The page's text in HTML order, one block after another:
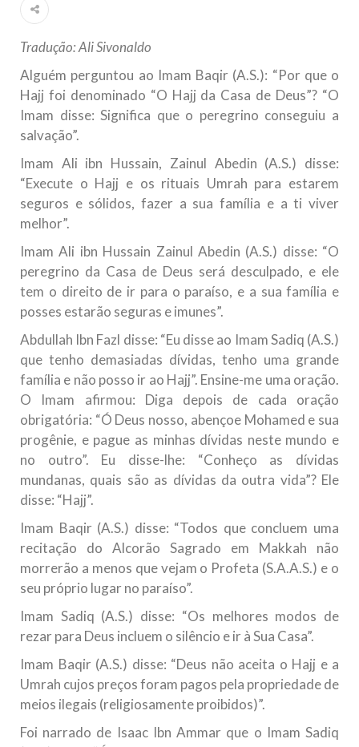
Islâmico no Brasil parabeniza a nação islâmica pela chegada
no ano novo muçulmano de 1435 Hejrita. Desejamos a
10 DE NOVEMBRO DE 2013
Falecimento do Imam Ali Ibn Al-Hussein
(A.S.)
Em nome de Deus, o Clemente, o Misericordioso! Diante da
data em que relembramos o martírio do quarto Imam dos
(A.S.), conhecido por “Zein Al-Ábidin” (Formosura
NOTÍCIAS
Centro Islâmico no Brasil recebe o ex-
ministro das Relações Exteriores da
República Islâmica do Irã
Na noite da quinta-feira, 03 de Abril, o Centro Islâmico no
Relações Exteriores da República Islâmica do Irã, Sr. Kamal
Kharrazi, que encontra-se visitando
Tradução: Ali Sivonaldo
Alguém perguntou ao Imam Baqir (A.S.): “Por que o
Hajj foi denominado “O Hajj da Casa de Deus”? “O
Imam disse: Significa que o peregrino conseguiu a
salvação”.
Imam Ali ibn Hussain, Zainul Abedin (A.S.) disse:
“Execute o Hajj e os rituais Umrah para estarem
seguros e sólidos, fazer a sua família e a ti viver
melhor”.
Imam Ali ibn Hussain Zainul Abedin (A.S.) disse: “O
peregrino da Casa de Deus será desculpado, e ele
tem o direito de ir para o paraíso, e a sua família e
posses estarão seguras e imunes”.
Abdullah Ibn Fazl disse: “Eu disse ao Imam Sadiq (A.S.)
que tenho demasiadas dívidas, tenho uma grande
família e não posso ir ao Hajj”. Ensine-me uma oração.
O Imam afirmou: Diga depois de cada oração
obrigatória: “Ó Deus nosso, abençoe Mohamed e sua
progênie, e pague as minhas dívidas neste mundo e
no outro”. Eu disse-lhe: “Conheço as dívidas
mundanas, quais são as dívidas da outra vida”? Ele
disse: “Hajj”.
Imam Baqir (A.S.) disse: “Todos que concluem uma
recitação do Alcorão Sagrado em Makkah não
morrerão a menos que vejam o Profeta (S.A.A.S.) e o
seu próprio lugar no paraíso”.
Imam Sadiq (A.S.) disse: “Os melhores modos de
rezar para Deus incluem o silêncio e ir à Sua Casa”.
Imam Baqir (A.S.) disse: “Deus não aceita o Hajj e a
Umrah cujos preços foram pagos pela propriedade de
meios ilegais (religiosamente proibidos)”.
Foi narrado de Isaac Ibn Ammar que o Imam Sadiq